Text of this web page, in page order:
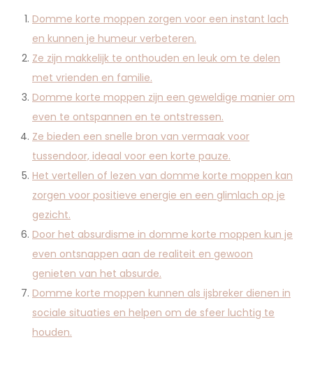
Domme korte moppen zorgen voor een instant lach
en kunnen je humeur verbeteren.
Ze zijn makkelijk te onthouden en leuk om te delen
met vrienden en familie.
Domme korte moppen zijn een geweldige manier om
even te ontspannen en te ontstressen.
Ze bieden een snelle bron van vermaak voor
tussendoor, ideaal voor een korte pauze.
Het vertellen of lezen van domme korte moppen kan
zorgen voor positieve energie en een glimlach op je
gezicht.
Door het absurdisme in domme korte moppen kun je
even ontsnappen aan de realiteit en gewoon
genieten van het absurde.
Domme korte moppen kunnen als ijsbreker dienen in
sociale situaties en helpen om de sfeer luchtig te
houden.